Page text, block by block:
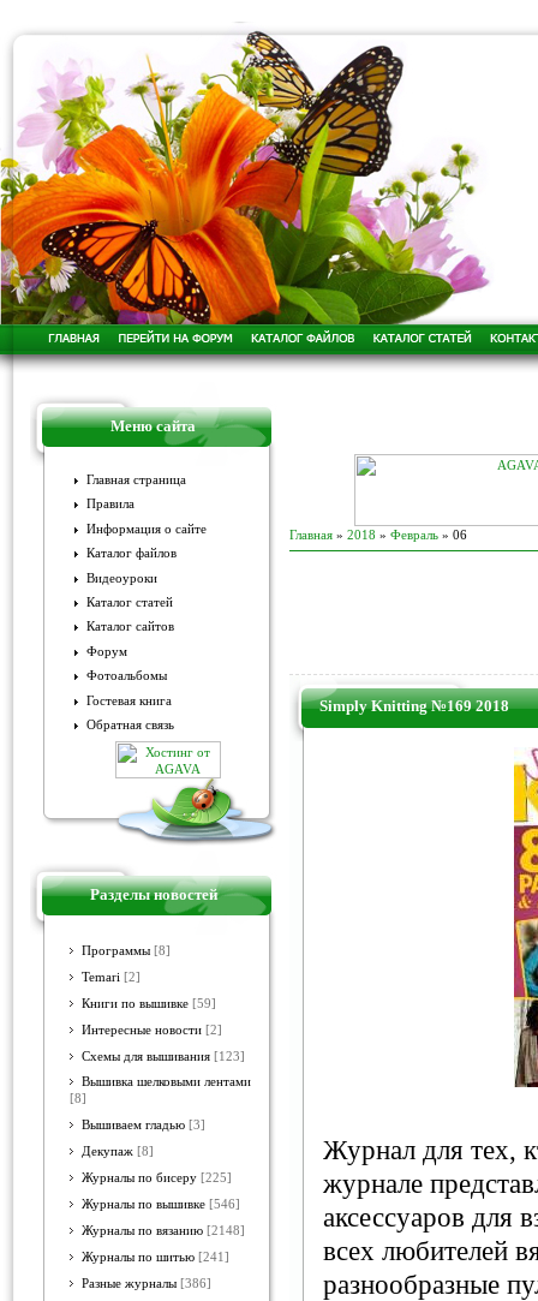
Меню сайта
Главная страница
Правила
Информация о сайте
Каталог файлов
Видеоуроки
Каталог статей
Каталог сайтов
Форум
Фотоальбомы
Гостевая книга
Обратная связь
Разделы новостей
Программы [8]
Temari [2]
Книги по вышивке [59]
Интересные новости [2]
Схемы для вышивания [123]
Вышивка шелковыми лентами
[8]
Вышиваем гладью [3]
Декупаж [8]
Журналы по бисеру [225]
Журналы по вышивке [546]
Журналы по вязанию [2148]
Журналы по шитью [241]
Разные журналы [386]
Главная » 2018 » Февраль » 06
Simply Knitting №169 2018
Журнал для тех,
журнале
аксессуаров для
всех любителей
разнообразные